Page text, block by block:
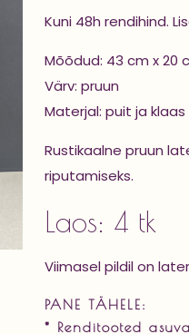
Kuni 48h rendihind.
Mõõdud: 43 cm x 20
Värv: pruun
Materjal: puit ja klaas
Rustikaalne pruun
riputamiseks.
Laos: 4 tk
Viimasel pildil on
PANE TÄHELE:
* Renditooted